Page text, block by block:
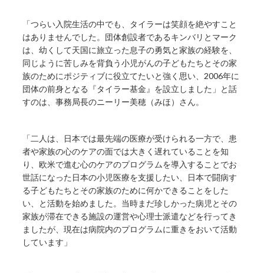
「つらい入院生活の中でも、タイラーは笑顔を絶やすこと
はありませんでした。団体創設者であるキンバリとマーク
は、幼くして天国に旅立った息子の勇気と家族の経験を、
同じように苦しみを背負う小児がんの子どもたちとその家
族のためにポジティブに役立てたいと強く思い、2006年に
団体の前身となる『タイラー基金』を設立しました」と話
すのは、事務局長のニーリー美穂（みほ）さん。
「二人は、日本では最先端の医療が受けられる一方で、患
者や家族の心のケアの面では大きく遅れていることを知
り、欧米で進む心のケアのプログラムを導入することでお
世話になった日本の小児医療を支援したい、日本で闘病す
る子どもたちとその家族のために何かできることをした
い、と活動を始めました。当時まだ珍しかった病児とその
家族が滞在できる施設の運営や心理士派遣などを行ってき
ましたが、現在は病院内のプログラムに重きをおいて活動
しています」